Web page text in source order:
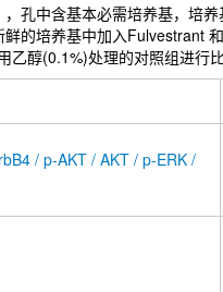
，孔中含基本必需培养基，培
的培养基中加入Fulvestrant
醇(0.1%)处理的对照组进行
/ p-AKT / AKT / p-ERK /